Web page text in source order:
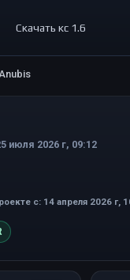
Скачать кс 1.6
июля 2026 г, 09:12
с: 14 апреля 2026 г,